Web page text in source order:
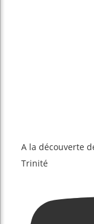
A la découverte
Trinité